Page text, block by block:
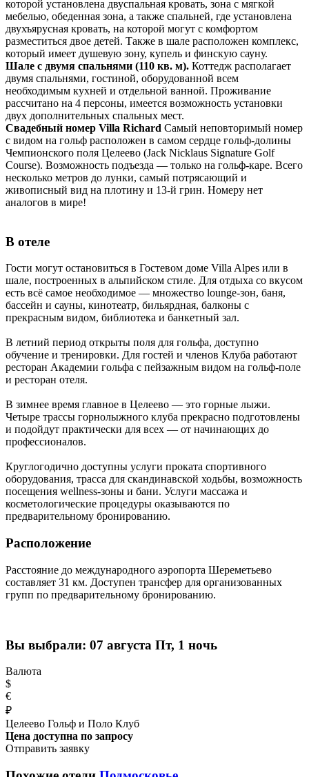
которой установлена двуспальная кровать, зона с мягкой
мебелью, обеденная зона, а также спальней, где установлена
двухъярусная кровать, на которой могут с комфортом
разместиться двое детей. Также в шале расположен комплекс,
который имеет душевую зону, купель и финскую сауну.
Шале с двумя спальнями (110 кв. м). Коттедж располагает
двумя спальнями, гостиной, оборудованной всем
необходимым кухней и отдельной ванной. Проживание
рассчитано на 4 персоны, имеется возможность установки
двух дополнительных спальных мест.
Свадебный номер Villa Richard Самый неповторимый номер
с видом на гольф расположен в самом сердце гольф-долины
Чемпионского поля Целеево (Jack Nicklaus Signature Golf
Course). Возможность подъезда — только на гольф-каре. Всего
несколько метров до лунки, самый потрясающий и
живописный вид на плотину и 13-й грин. Номеру нет
аналогов в мире!
В отеле
Гости могут остановиться в Гостевом доме Villa Alpes или в
шале, построенных в альпийском стиле. Для отдыха со вкусом
есть всё самое необходимое — множество lounge-зон, баня,
бассейн и сауны, кинотеатр, бильярдная, балконы с
прекрасным видом, библиотека и банкетный зал.
В летний период открыты поля для гольфа, доступно
обучение и тренировки. Для гостей и членов Клуба работают
ресторан Академии гольфа с пейзажным видом на гольф-поле
и ресторан отеля.
В зимнее время главное в Целеево — это горные лыжи.
Четыре трассы горнолыжного клуба прекрасно подготовлены
и подойдут практически для всех — от начинающих до
профессионалов.
Круглогодично доступны услуги проката спортивного
оборудования, трасса для скандинавской ходьбы, возможность
посещения wellness-зоны и бани. Услуги массажа и
косметологические процедуры оказываются по
предварительному бронированию.
Расположение
Расстояние до международного аэропорта Шереметьево
составляет 31 км. Доступен трансфер для организованных
групп по предварительному бронированию.
Вы выбрали: 07 августа Пт, 1 ночь
Валюта
$
€
₽
Целеево Гольф и Поло Клуб
Цена доступна по запросу
Отправить заявку